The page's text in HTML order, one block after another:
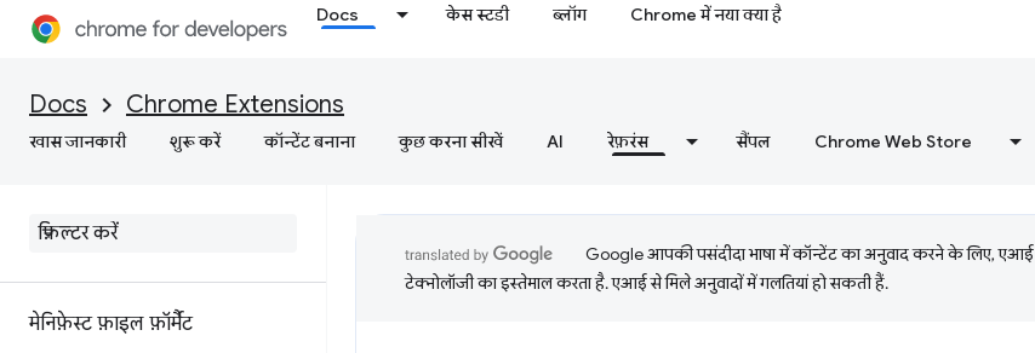
Docs केस स्टडी ब्लॉग Chrome में नया क्या है
Docs Chrome Extensions
खास जानकारी शुरू करें कॉन्टेंट बनाना कुछ करना सीखें AI रेफ़रंस सैंपल Chrome Web Store
मेनिफ़ेस्ट फ़ाइल फ़ॉर्मैट
Google आपकी पसंदीदा भाषा में कॉन्टेंट का अनुवाद करने के लिए, एआई
टेक्नोलॉजी का इस्तेमाल करता है. एआई से मिले अनुवादों में गलतियां हो सकती हैं.